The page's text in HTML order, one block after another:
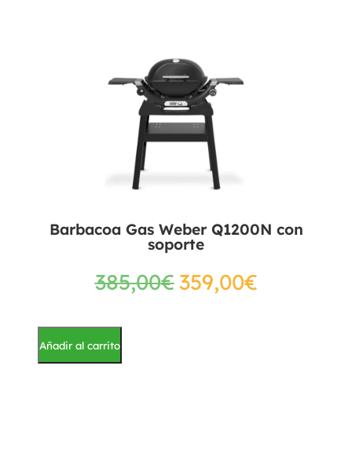
Barbacoa Gas Weber Q1200N con
soporte
385,00€359,00€
Añadir al carrito